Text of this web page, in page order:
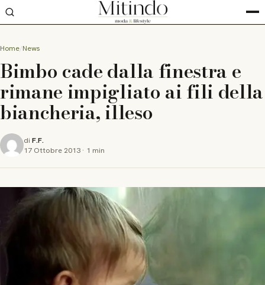
Home News
Bimbo cade dalla finestra e
rimane impigliato ai fili della
biancheria, illeso
di F.F.
17 Ottobre 2013 · 1 min